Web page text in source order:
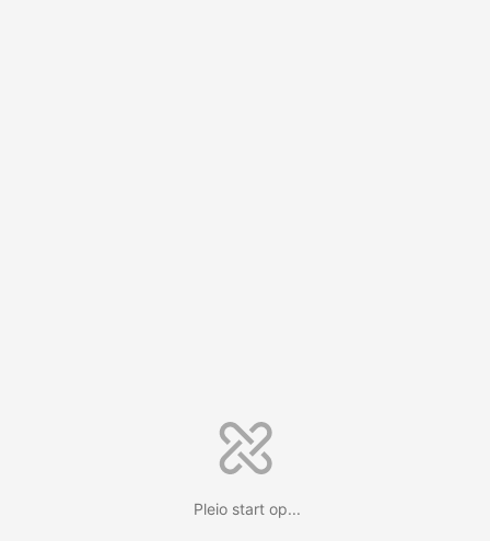
Pleio start op...